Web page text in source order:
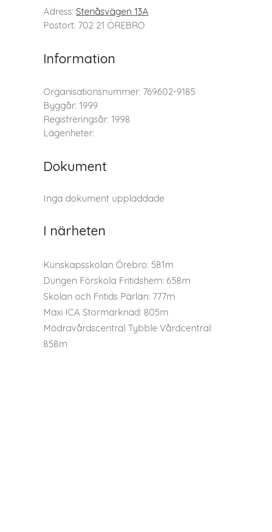
Adress: Stenåsvägen 13A
Postort: 702 21 ÖREBRO
Information
Organisationsnummer: 769602-9185
Byggår: 1999
Registreringsår: 1998
Lägenheter:
Dokument
Inga dokument uppladdade
I närheten
Kunskapsskolan Örebro: 581m
Dungen Förskola Fritidshem: 658m
Skolan och Fritids Pärlan: 777m
Maxi ICA Stormarknad: 805m
Mödravårdscentral Tybble Vårdcentral:
858m